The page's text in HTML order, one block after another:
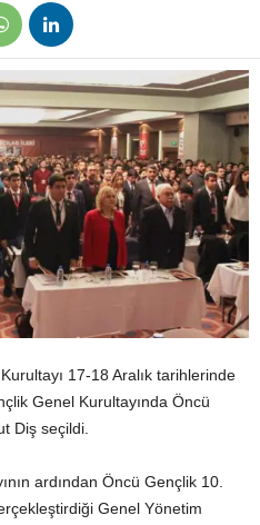
17-18 Aralık tarihlerinde
Genel Kurultayında Öncü
Diş seçildi.
ardından Öncü Gençlik 10.
Genel Yönetim